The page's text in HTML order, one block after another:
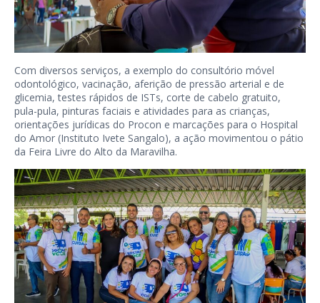
Com diversos serviços, a exemplo do consultório móvel
odontológico, vacinação, aferição de pressão arterial e de
glicemia, testes rápidos de ISTs, corte de cabelo gratuito,
pula-pula, pinturas faciais e atividades para as crianças,
orientações jurídicas do Procon e marcações para o Hospital
do Amor (Instituto Ivete Sangalo), a ação movimentou o pátio
da Feira Livre do Alto da Maravilha.